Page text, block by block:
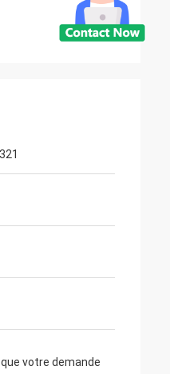
votre demande